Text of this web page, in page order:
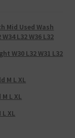
Mid Used Wash
W34 L32 W36 L32
W30 L32 W31 L32
M L XL
L XL
XL